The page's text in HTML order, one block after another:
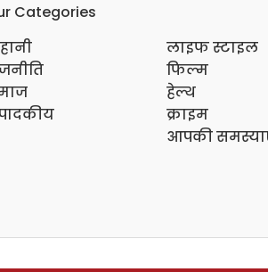
Categories
लाइफ स्टाइल
फिल्म
हेल्थ
क्राइम
आपकी